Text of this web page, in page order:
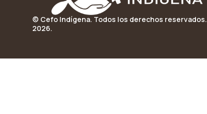
© Cefo Indígena. Todos los derechos reservados.
2026.